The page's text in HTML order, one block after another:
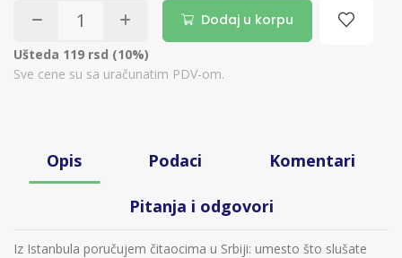
Dodaj u korpu
Ušteda 119 rsd (10%)
Sve cene su sa uračunatim PDV-om.
Opis Podaci Komentari
Pitanja i odgovori
Iz Istanbula poručujem čitaocima u Srbiji: umesto što slušate